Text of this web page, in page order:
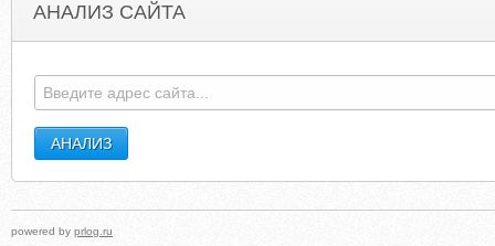
АНАЛИЗ САЙТА
powered by prlog.ru